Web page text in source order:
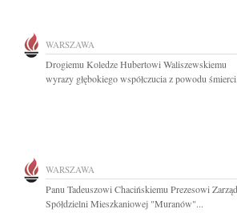
WARSZAWA
Drogiemu Koledze Hubertowi Waliszewskiemu
wyrazy głębokiego współczucia z powodu
WARSZAWA
Panu Tadeuszowi Chacińskiemu Prezesowi
Spółdzielni Mieszkaniowej "Muranów"...